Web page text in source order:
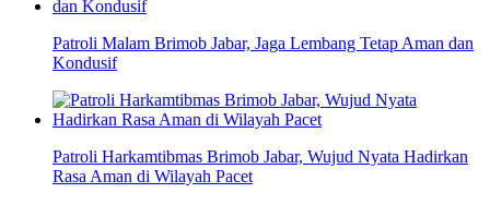
Patroli Malam Brimob Jabar, Jaga Lembang Tetap Aman dan
Kondusif
Patroli Harkamtibmas Brimob Jabar, Wujud Nyata Hadirkan
Rasa Aman di Wilayah Pacet